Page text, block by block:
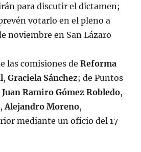
para discutir el dictamen;
votarlo en el pleno a
noviembre en San Lázaro
las comisiones deReforma
, Graciela Sánchez; de Puntos
Juan Ramiro Gómez Robledo,
Alejandro Moreno,
mediante un oficio del 17